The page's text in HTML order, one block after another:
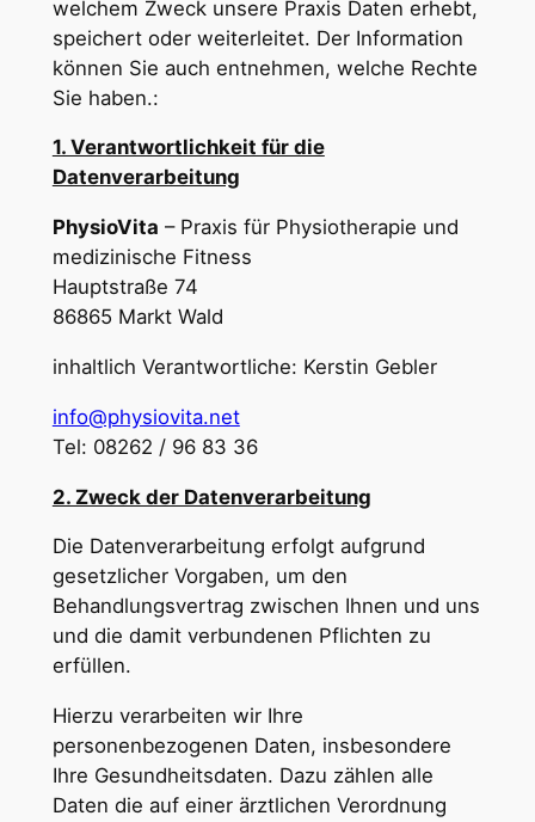
welchem Zweck unsere Praxis Daten erhebt,
speichert oder weiterleitet. Der Information
können Sie auch entnehmen, welche Rechte
Sie haben.:
1. Verantwortlichkeit für die
Datenverarbeitung
PhysioVita – Praxis für Physiotherapie und
medizinische Fitness
Hauptstraße 74
86865 Markt Wald
inhaltlich Verantwortliche: Kerstin Gebler
info@physiovita.net
Tel: 08262 / 96 83 36
2. Zweck der Datenverarbeitung
Die Datenverarbeitung erfolgt aufgrund
gesetzlicher Vorgaben, um den
Behandlungsvertrag zwischen Ihnen und uns
und die damit verbundenen Pflichten zu
erfüllen.
Hierzu verarbeiten wir Ihre
personenbezogenen Daten, insbesondere
Ihre Gesundheitsdaten. Dazu zählen alle
Daten die auf einer ärztlichen Verordnung